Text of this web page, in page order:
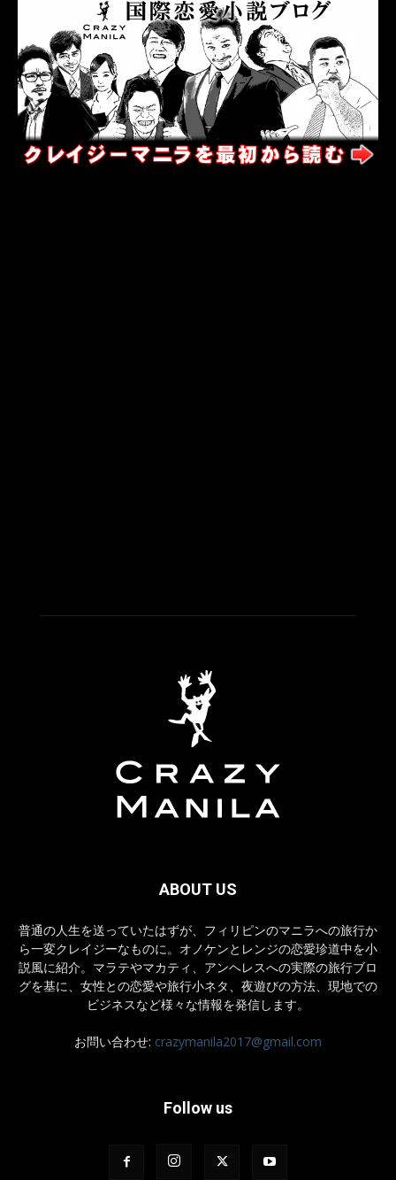
ABOUT US
普通の人生を送っていたはずが、フィリピンのマニラへの旅行か
ら一変クレイジーなものに。オノケンとレンジの恋愛珍道中を小
説風に紹介。マラテやマカティ、アンヘレスへの実際の旅行ブロ
グを基に、女性との恋愛や旅行小ネタ、夜遊びの方法、現地での
ビジネスなど様々な情報を発信します。
お問い合わせ: crazymanila2017@gmail.com
Follow us